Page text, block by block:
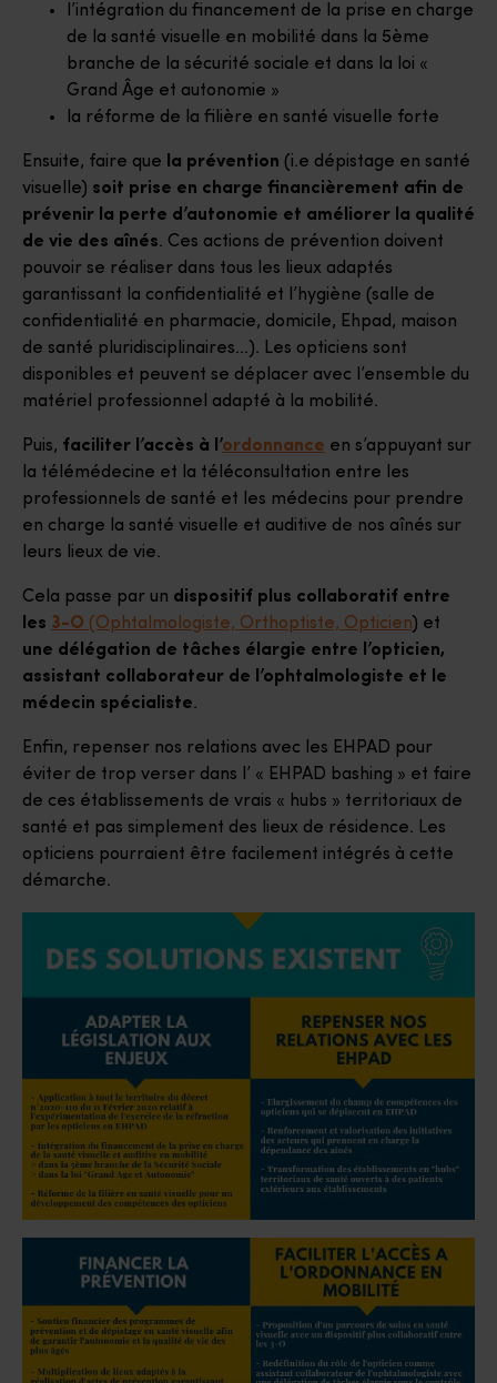
l’intégration du financement de la prise en charge
de la santé visuelle en mobilité dans la 5ème
branche de la sécurité sociale et dans la loi «
Grand Âge et autonomie »
la réforme de la filière en santé visuelle forte
Ensuite, faire que la prévention (i.e dépistage en santé
visuelle) soit prise en charge financièrement afin de
prévenir la perte d’autonomie et améliorer la qualité
de vie des aînés. Ces actions de prévention doivent
pouvoir se réaliser dans tous les lieux adaptés
garantissant la confidentialité et l’hygiène (salle de
confidentialité en pharmacie, domicile, Ehpad, maison
de santé pluridisciplinaires…). Les opticiens sont
disponibles et peuvent se déplacer avec l’ensemble du
matériel professionnel adapté à la mobilité.
Puis, faciliter l’accès à l’ordonnance en s’appuyant sur
la télémédecine et la téléconsultation entre les
professionnels de santé et les médecins pour prendre
en charge la santé visuelle et auditive de nos aînés sur
leurs lieux de vie.
Cela passe par un dispositif plus collaboratif entre
les 3-O (Ophtalmologiste, Orthoptiste, Opticien) et
une délégation de tâches élargie entre l’opticien,
assistant collaborateur de l’ophtalmologiste et le
médecin spécialiste.
Enfin, repenser nos relations avec les EHPAD pour
éviter de trop verser dans l’ « EHPAD bashing » et faire
de ces établissements de vrais « hubs » territoriaux de
santé et pas simplement des lieux de résidence. Les
opticiens pourraient être facilement intégrés à cette
démarche.